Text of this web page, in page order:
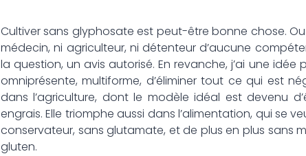
Cultiver sans glyphosate est peut-être bonne chose. Ou
médecin, ni agriculteur, ni détenteur d’aucune
la question, un avis autorisé. En revanche, j’ai une
omniprésente, multiforme, d’éliminer tout ce qui est
dans l’agriculture, dont le modèle idéal est devenu
engrais. Elle triomphe aussi dans l’alimentation, qui se
conservateur, sans glutamate, et de plus en plus sans
gluten.